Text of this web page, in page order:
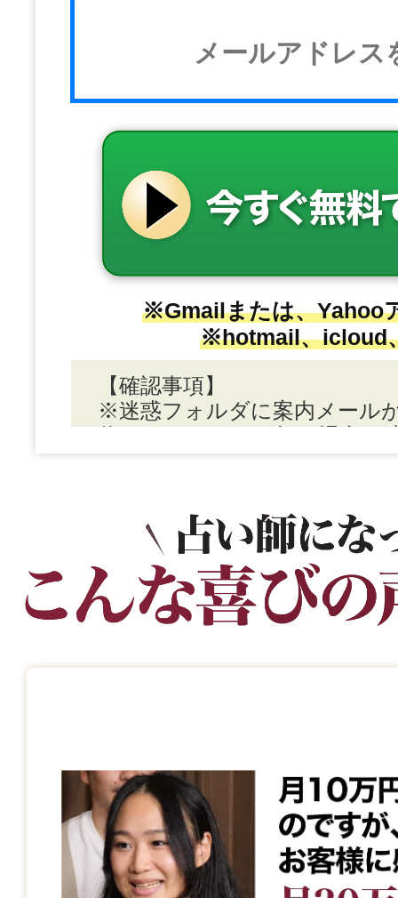
※Gmailまたは、Yahoo
※hotmail、icloud
【確認事項】
※迷惑フォルダに案内メール
に開示することはございませ
※メールはいつでも購読解除